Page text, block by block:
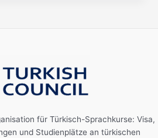
für Türkisch-Sprachkurse: Visa,
und Studienplätze an türkischen